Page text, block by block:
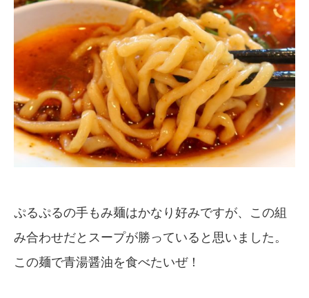
ぷるぷるの手もみ麺はかなり好みですが、この組
み合わせだとスープが勝っていると思いました。
この麺で青湯醤油を食べたいぜ！